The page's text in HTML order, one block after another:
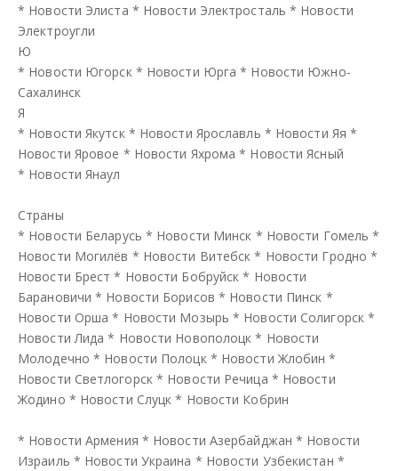
* Новости Элиста * Новости Электросталь * Новости
Электроугли
Ю
* Новости Югорск* Новости Юрга * Новости Южно-
Сахалинск
Я
* Новости Якутск* Новости Ярославль * Новости Яя *
Новости Яровое * Новости Яхрома * Новости Ясный
* Новости Янаул
Страны
* Новости Беларусь * Новости Минск * Новости Гомель *
Новости Могилёв * Новости Витебск * Новости Гродно *
Новости Брест * Новости Бобруйск * Новости
Барановичи * Новости Борисов * Новости Пинск *
Новости Орша * Новости Мозырь * Новости Солигорск*
Новости Лида * Новости Новополоцк * Новости
Молодечно * Новости Полоцк* Новости Жлобин *
Новости Светлогорск* Новости Речица * Новости
Жодино * Новости Слуцк * Новости Кобрин
* Новости Армения * Новости Азербайджан * Новости
Израиль * Новости Украина * Новости Узбекистан *